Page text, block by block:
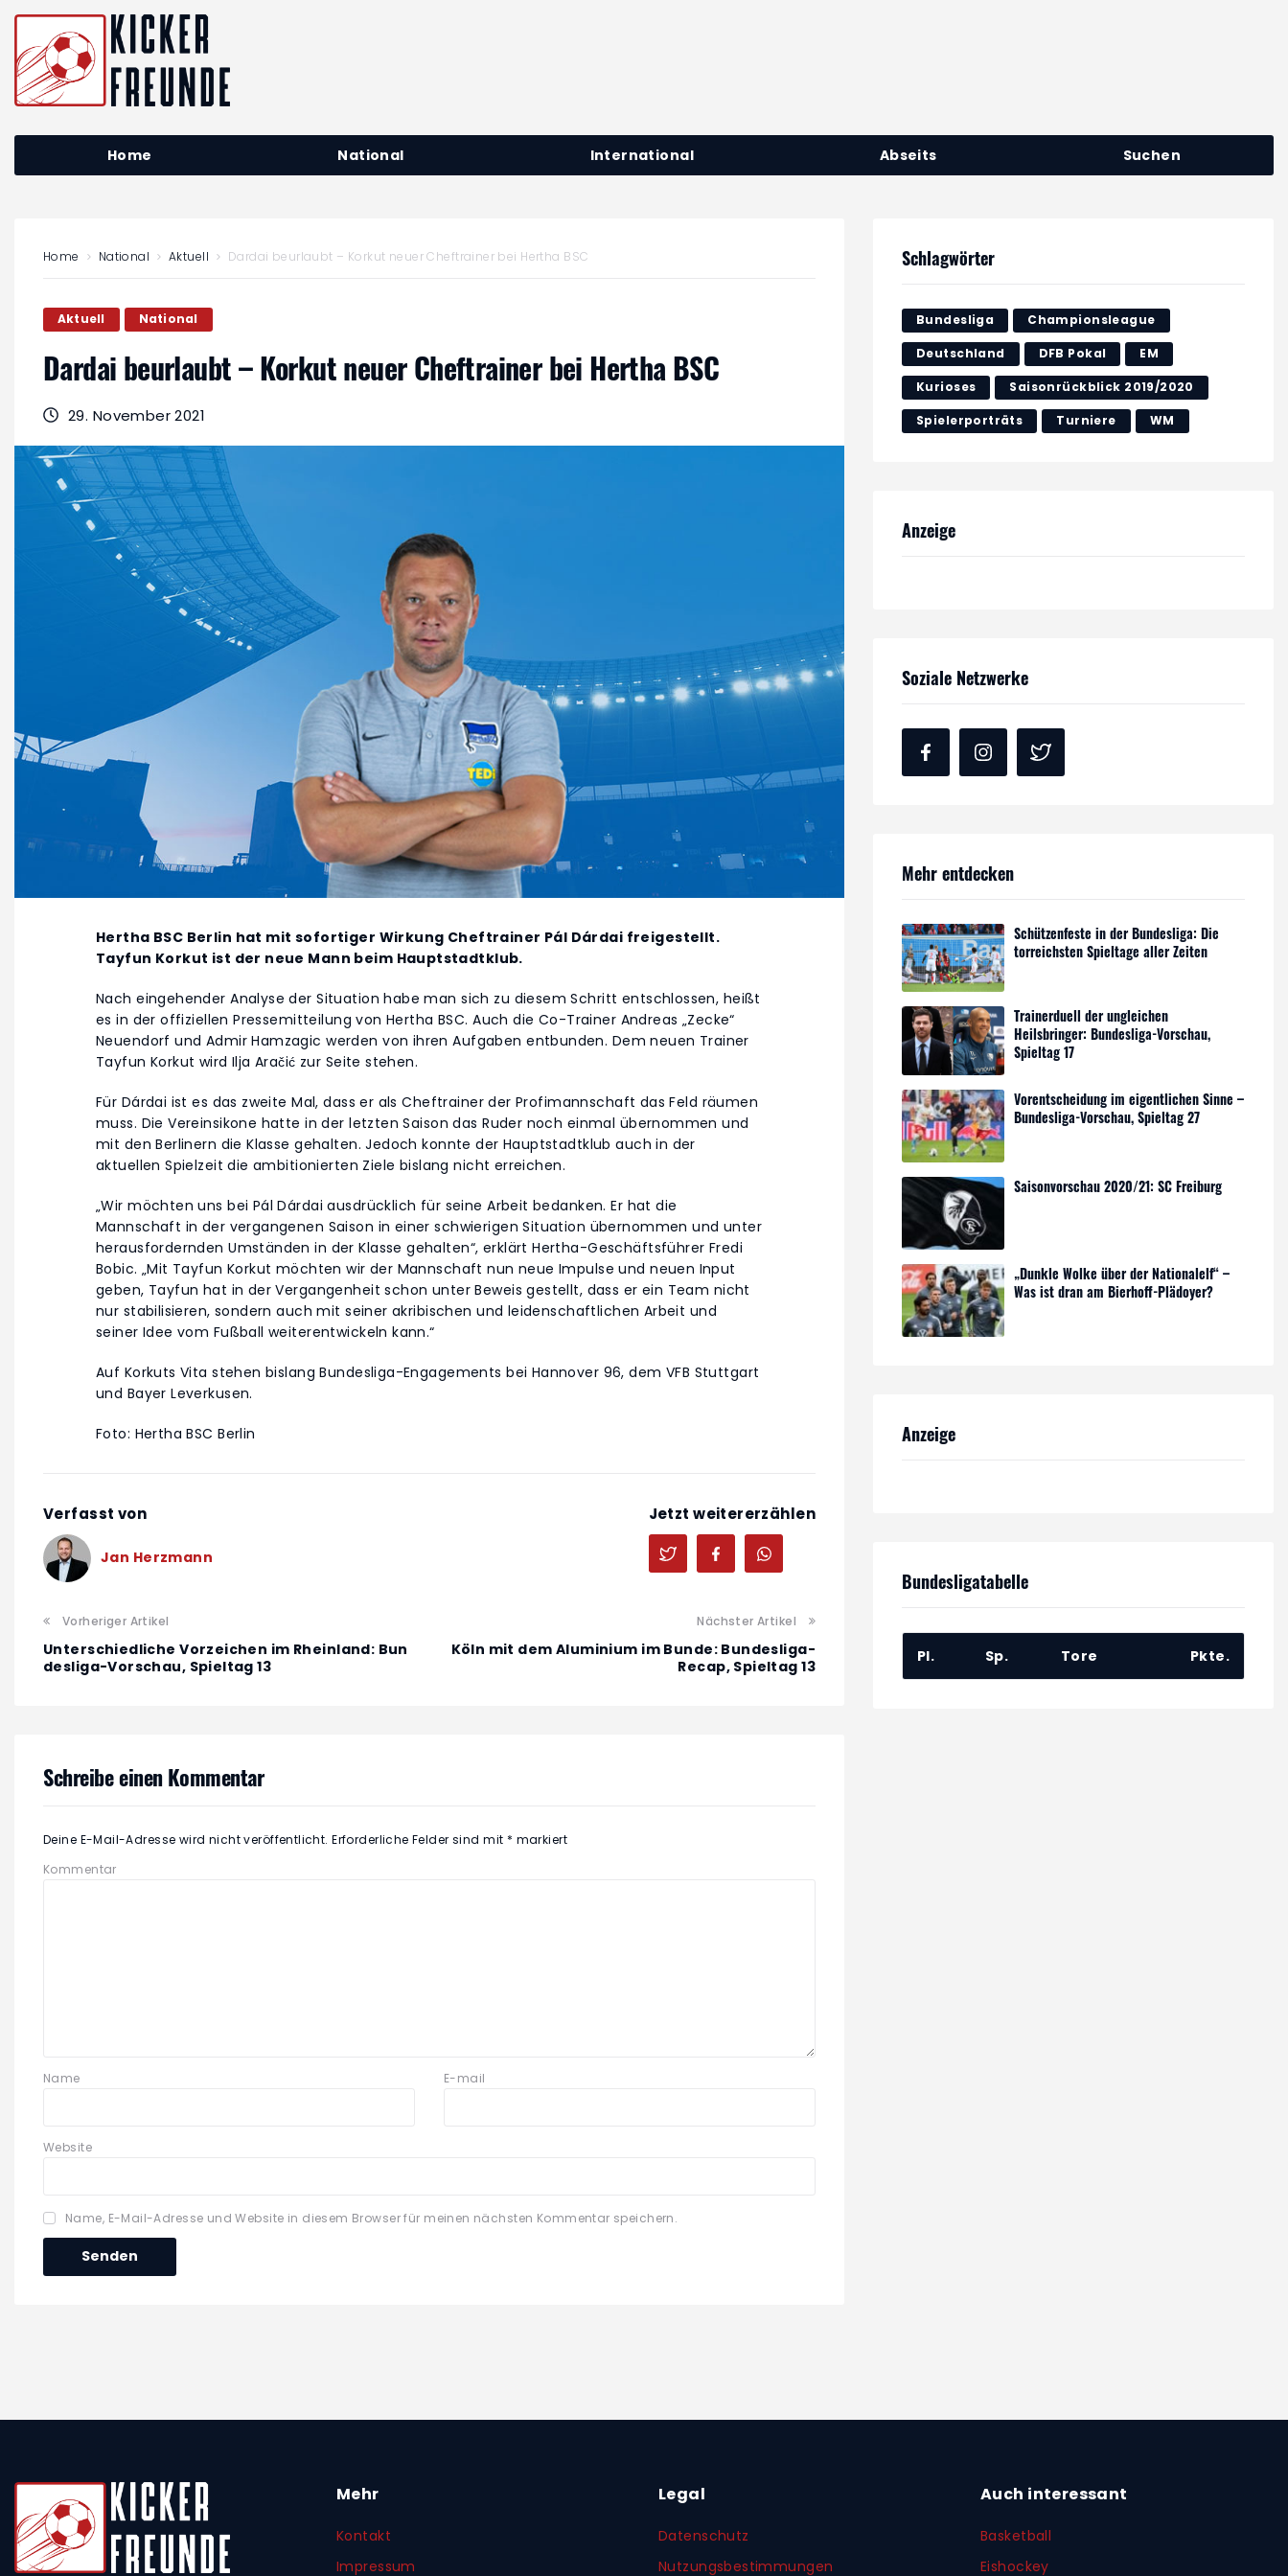
Home National International Abseits Suchen
Home National Aktuell Dardai beurlaubt – Korkut neuer Cheftrainer bei Hertha BSC
Aktuell National
Dardai beurlaubt – Korkut neuer Cheftrainer bei Hertha BSC
29. November 2021
Hertha BSC Berlin hat mit sofortiger Wirkung Cheftrainer Pál Dárdai freigestellt.
Tayfun Korkut ist der neue Mann beim Hauptstadtklub.
Nach eingehender Analyse der Situation habe man sich zu diesem Schritt entschlossen, heißt
es in der offiziellen Pressemitteilung von Hertha BSC. Auch die Co-Trainer Andreas „Zecke“
Neuendorf und Admir Hamzagic werden von ihren Aufgaben entbunden. Dem neuen Trainer
Tayfun Korkut wird Ilja Aračić zur Seite stehen.
Für Dárdai ist es das zweite Mal, dass er als Cheftrainer der Profimannschaft das Feld räumen
muss. Die Vereinsikone hatte in der letzten Saison das Ruder noch einmal übernommen und
mit den Berlinern die Klasse gehalten. Jedoch konnte der Hauptstadtklub auch in der
aktuellen Spielzeit die ambitionierten Ziele bislang nicht erreichen.
„Wir möchten uns bei Pál Dárdai ausdrücklich für seine Arbeit bedanken. Er hat die
Mannschaft in der vergangenen Saison in einer schwierigen Situation übernommen und unter
herausfordernden Umständen in der Klasse gehalten“, erklärt Hertha-Geschäftsführer Fredi
Bobic. „Mit Tayfun Korkut möchten wir der Mannschaft nun neue Impulse und neuen Input
geben, Tayfun hat in der Vergangenheit schon unter Beweis gestellt, dass er ein Team nicht
nur stabilisieren, sondern auch mit seiner akribischen und leidenschaftlichen Arbeit und
seiner Idee vom Fußball weiterentwickeln kann.“
Auf Korkuts Vita stehen bislang Bundesliga-Engagements bei Hannover 96, dem VFB Stuttgart
und Bayer Leverkusen.
Foto: Hertha BSC Berlin
Verfasst von
Jan Herzmann
Jetzt weitererzählen
Vorheriger Artikel
Unterschiedliche Vorzeichen im Rheinland: Bun
desliga-Vorschau, Spieltag 13
Nächster Artikel
Köln mit dem Aluminium im Bunde: Bundesliga-
Recap, Spieltag 13
Schreibe einen Kommentar
Deine E-Mail-Adresse wird nicht veröffentlicht. Erforderliche Felder sind mit * markiert
Kommentar
Name E-mail
Website
Name, E-Mail-Adresse und Website in diesem Browser für meinen nächsten Kommentar speichern.
Schlagwörter
Bundesliga Championsleague
Deutschland DFB Pokal EM
Kurioses Saisonrückblick 2019/2020
Spielerporträts Turniere WM
Anzeige
Soziale Netzwerke
Mehr entdecken
Schützenfeste in der Bundesliga: Die
torreichsten Spieltage aller Zeiten
Trainerduell der ungleichen
Heilsbringer: Bundesliga-Vorschau,
Spieltag 17
Vorentscheidung im eigentlichen Sinne –
Bundesliga-Vorschau, Spieltag 27
Saisonvorschau 2020/21: SC Freiburg
„Dunkle Wolke über der Nationalelf“ –
Was ist dran am Bierhoff-Plädoyer?
Anzeige
Bundesligatabelle
Pl. Sp. Tore Pkte.
Mehr
Kontakt
Impressum
Legal
Datenschutz
Nutzungsbestimmungen
Auch interessant
Basketball
Eishockey